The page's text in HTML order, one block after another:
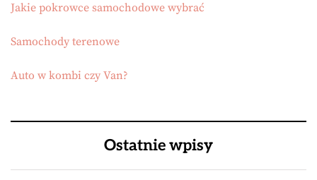
Jakie pokrowce samochodowe wybrać
Samochody terenowe
Auto w kombi czy Van?
Ostatnie wpisy